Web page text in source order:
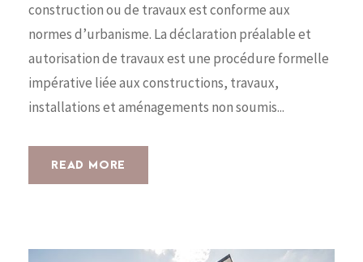
construction ou de travaux est conforme aux
normes d’urbanisme. La déclaration préalable et
autorisation de travaux est une procédure formelle
impérative liée aux constructions, travaux,
installations et aménagements non soumis...
READ MORE